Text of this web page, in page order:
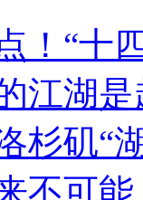
！“十
江湖
杉矶“
不可能